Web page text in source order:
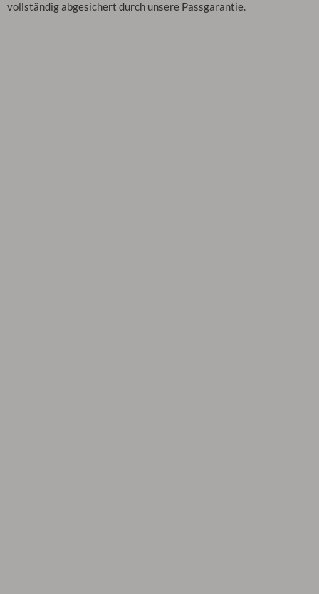
vollständig abgesichert durch unsere Passgarantie.